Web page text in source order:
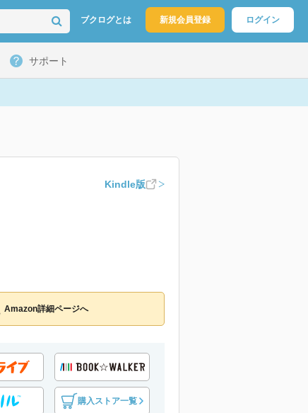
ブクログとは 新規会員登録 ログイン
サポート
Kindle版
Amazon詳細ページへ
購入ストア一覧